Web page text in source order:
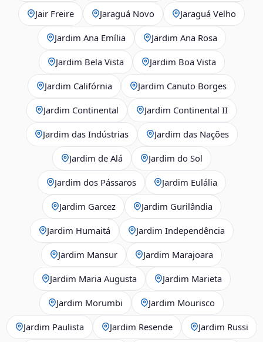
Jair Freire Jaraguá Novo Jaraguá Velho
Jardim Ana Emília Jardim Ana Rosa
Jardim Bela Vista Jardim Boa Vista
Jardim Califórnia Jardim Canuto Borges
Jardim Continental Jardim Continental II
Jardim das Indústrias Jardim das Nações
Jardim de Alá Jardim do Sol
Jardim dos Pássaros Jardim Eulália
Jardim Garcez Jardim Gurilândia
Jardim Humaitá Jardim Independência
Jardim Mansur Jardim Marajoara
Jardim Maria Augusta Jardim Marieta
Jardim Morumbi Jardim Mourisco
Jardim Paulista Jardim Resende Jardim Russi